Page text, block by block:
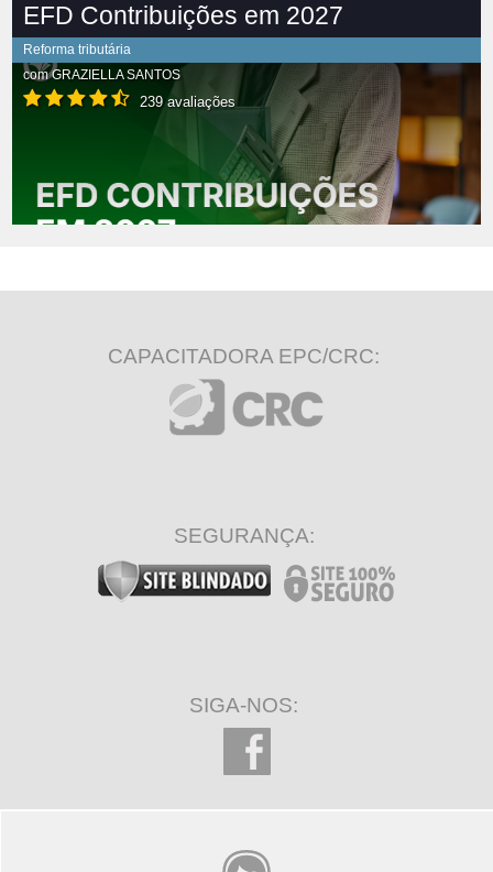
EFD Contribuições em 2027
Reforma tributária
comGRAZIELLA SANTOS
239 avaliações
CAPACITADORA EPC/CRC:
SEGURANÇA:
SIGA-NOS: